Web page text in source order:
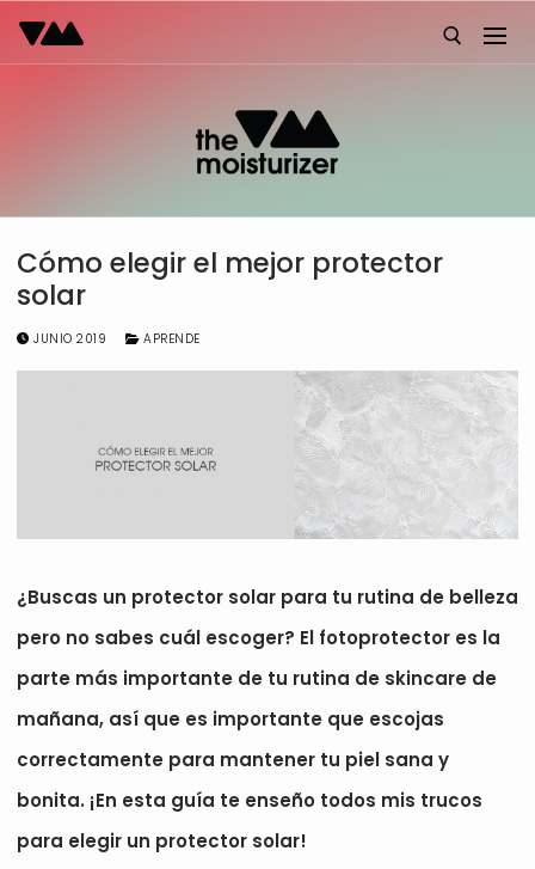
al
Buscar:
Cómo elegir el mejor protector
solar
JUNIO 2019 APRENDE
¿Buscas un protector solar para tu rutina de belleza
pero no sabes cuál escoger? El fotoprotector es la
parte más importante de tu rutina de skincare de
mañana, así que es importante que escojas
correctamente para mantener tu piel sana y
bonita. ¡En esta guía te enseño todos mis trucos
para elegir un protector solar!